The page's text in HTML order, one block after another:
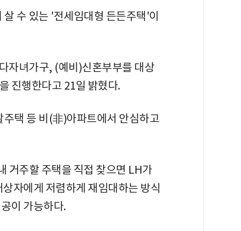
수 있는 '전세임대형 든든주택'이
자녀가구, (예비)신혼부부를 대상
진행한다고 21일 밝혔다.
택 등 비(非)아파트에서 안심하고
거주할 주택을 직접 찾으면 LH가
자에게 저렴하게 재임대하는 방식
이 가능하다.